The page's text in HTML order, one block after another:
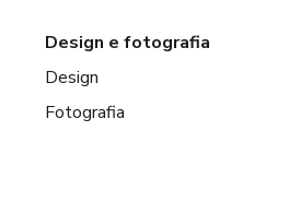
Design e fotografia
Design
Fotografia